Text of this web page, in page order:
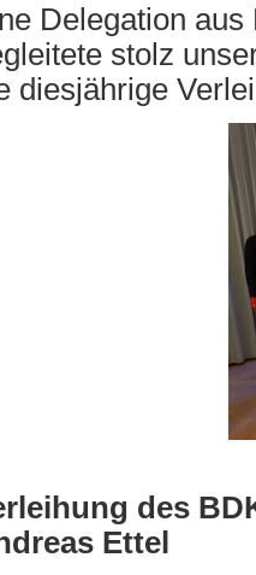
Delegation
stolz
diesjährige
des
Ettel